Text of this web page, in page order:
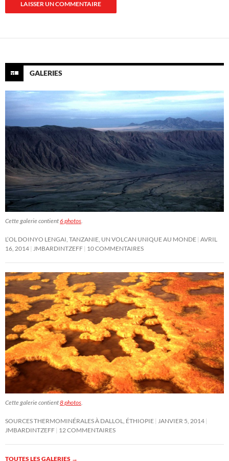
GALERIES
Cette galerie contient6 photos
L’OL DOINYO LENGAI, TANZANIE, UN VOLCAN UNIQUE AU MONDE AVRIL
16, 2014
JMBARDINTZEFF 10 COMMENTAIRES
Cette galerie contient8 photos
SOURCES THERMOMINÉRALES À DALLOL, ÉTHIOPIE
JANVIER 5, 2014
JMBARDINTZEFF 12 COMMENTAIRES
TOUTES LES GALERIES →